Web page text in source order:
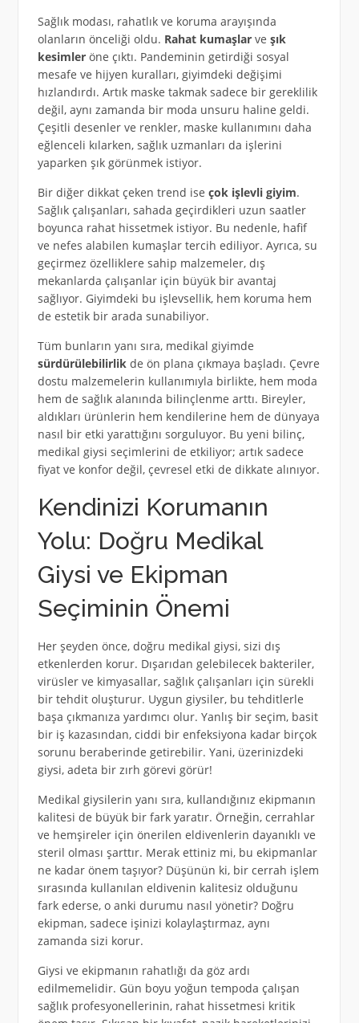
Sağlık modası, rahatlık ve koruma arayışında
olanların önceliği oldu. Rahat kumaşlarve şık
kesimleröne çıktı. Pandeminin getirdiği sosyal
mesafe ve hijyen kuralları, giyimdeki değişimi
hızlandırdı. Artık maske takmak sadece bir gereklilik
değil, aynı zamanda bir moda unsuru haline geldi.
Çeşitli desenler ve renkler, maske kullanımını daha
eğlenceli kılarken, sağlık uzmanları da işlerini
yaparken şık görünmek istiyor.
Bir diğer dikkat çeken trend ise çok işlevli giyim.
Sağlık çalışanları, sahada geçirdikleri uzun saatler
boyunca rahat hissetmek istiyor. Bu nedenle, hafif
ve nefes alabilen kumaşlar tercih ediliyor. Ayrıca, su
geçirmez özelliklere sahip malzemeler, dış
mekanlarda çalışanlar için büyük bir avantaj
sağlıyor. Giyimdeki bu işlevsellik, hem koruma hem
de estetik bir arada sunabiliyor.
Tüm bunların yanı sıra, medikal giyimde
sürdürülebilirlikde ön plana çıkmaya başladı. Çevre
dostu malzemelerin kullanımıyla birlikte, hem moda
hem de sağlık alanında bilinçlenme arttı. Bireyler,
aldıkları ürünlerin hem kendilerine hem de dünyaya
nasıl bir etki yarattığını sorguluyor. Bu yeni bilinç,
medikal giysi seçimlerini de etkiliyor; artık sadece
fiyat ve konfor değil, çevresel etki de dikkate alınıyor.
Kendinizi Korumanın
Yolu: Doğru Medikal
Giysi ve Ekipman
Seçiminin Önemi
Her şeyden önce, doğru medikal giysi, sizi dış
etkenlerden korur. Dışarıdan gelebilecek bakteriler,
virüsler ve kimyasallar, sağlık çalışanları için sürekli
bir tehdit oluşturur. Uygun giysiler, bu tehditlerle
başa çıkmanıza yardımcı olur. Yanlış bir seçim, basit
bir iş kazasından, ciddi bir enfeksiyona kadar birçok
sorunu beraberinde getirebilir. Yani, üzerinizdeki
giysi, adeta bir zırh görevi görür!
Medikal giysilerin yanı sıra, kullandığınız ekipmanın
kalitesi de büyük bir fark yaratır. Örneğin, cerrahlar
ve hemşireler için önerilen eldivenlerin dayanıklı ve
steril olması şarttır. Merak ettiniz mi, bu ekipmanlar
ne kadar önem taşıyor? Düşünün ki, bir cerrah işlem
sırasında kullanılan eldivenin kalitesiz olduğunu
fark ederse, o anki durumu nasıl yönetir? Doğru
ekipman, sadece işinizi kolaylaştırmaz, aynı
zamanda sizi korur.
Giysi ve ekipmanın rahatlığı da göz ardı
edilmemelidir. Gün boyu yoğun tempoda çalışan
sağlık profesyonellerinin, rahat hissetmesi kritik